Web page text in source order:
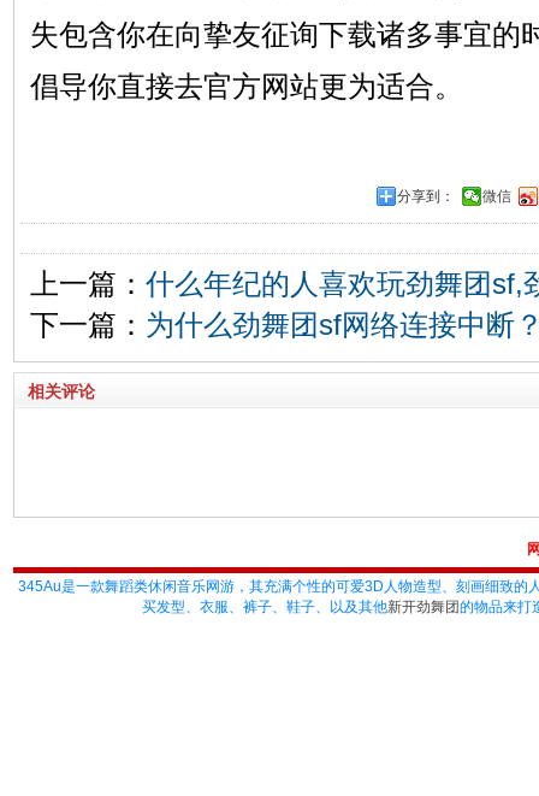
失包含你在向挚友征询下载诸多事宜的
倡导你直接去官方网站更为适合。
分享到： 微信
上一篇： 什么年纪的人喜欢玩劲舞团sf,
下一篇： 为什么劲舞团sf网络连接中断
相关评论
345Au是一款舞蹈类休闲音乐网游，其充满个性的可爱3D人物造型、刻画细致
买发型、衣服、裤子、鞋子、以及其他新开劲舞团的物品来打